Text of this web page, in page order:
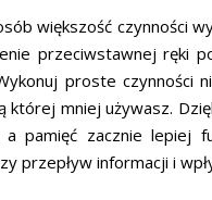
większość czynności
przeciwstawnej ręki
proste czynności
której mniej używasz.
a pamięć zacznie lepiej
przepływ informacji i